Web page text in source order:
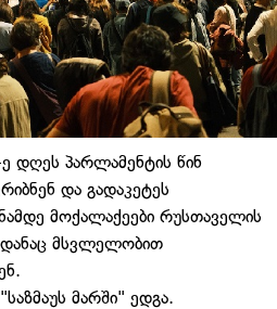
დღეს პარლამენტის წინ
და გადაკეტეს
მოქალაქეები რუსთაველის
მსვლელობით
მარში" ედგა.